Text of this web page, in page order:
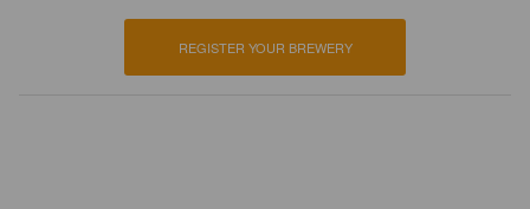
REGISTER YOUR BREWERY